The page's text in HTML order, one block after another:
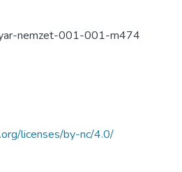
nemzet-001-001-m474
licenses/by-nc/4.0/